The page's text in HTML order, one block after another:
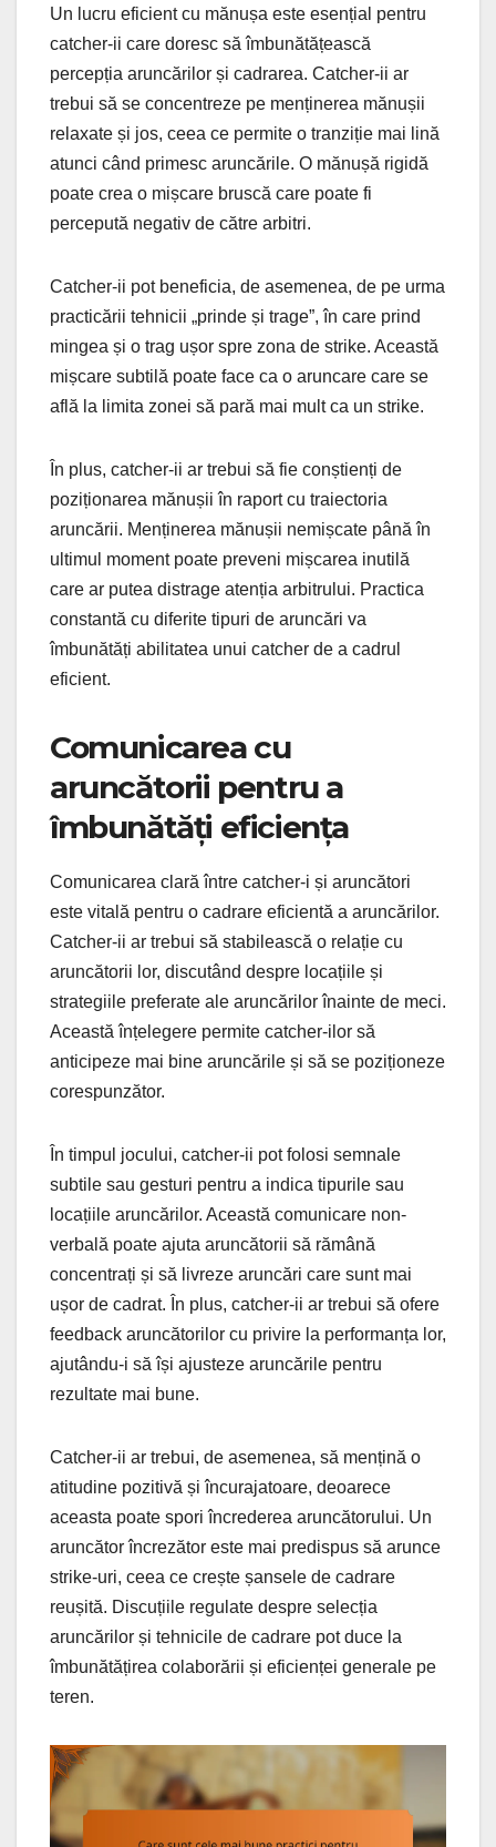
Un lucru eficient cu mănușa este esențial pentru
catcher-ii care doresc să îmbunătățească
percepția aruncărilor și cadrarea. Catcher-ii ar
trebui să se concentreze pe menținerea mănușii
relaxate și jos, ceea ce permite o tranziție mai lină
atunci când primesc aruncările. O mănușă rigidă
poate crea o mișcare bruscă care poate fi
percepută negativ de către arbitri.
Catcher-ii pot beneficia, de asemenea, de pe urma
practicării tehnicii „prinde și trage”, în care prind
mingea și o trag ușor spre zona de strike. Această
mișcare subtilă poate face ca o aruncare care se
află la limita zonei să pară mai mult ca un strike.
În plus, catcher-ii ar trebui să fie conștienți de
poziționarea mănușii în raport cu traiectoria
aruncării. Menținerea mănușii nemișcate până în
ultimul moment poate preveni mișcarea inutilă
care ar putea distrage atenția arbitrului. Practica
constantă cu diferite tipuri de aruncări va
îmbunătăți abilitatea unui catcher de a cadrul
eficient.
Comunicarea cu
aruncătorii pentru a
îmbunătăți eficiența
Comunicarea clară între catcher-i și aruncători
este vitală pentru o cadrare eficientă a aruncărilor.
Catcher-ii ar trebui să stabilească o relație cu
aruncătorii lor, discutând despre locațiile și
strategiile preferate ale aruncărilor înainte de meci.
Această înțelegere permite catcher-ilor să
anticipeze mai bine aruncările și să se poziționeze
corespunzător.
În timpul jocului, catcher-ii pot folosi semnale
subtile sau gesturi pentru a indica tipurile sau
locațiile aruncărilor. Această comunicare non-
verbală poate ajuta aruncătorii să rămână
concentrați și să livreze aruncări care sunt mai
ușor de cadrat. În plus, catcher-ii ar trebui să ofere
feedback aruncătorilor cu privire la performanța lor,
ajutându-i să își ajusteze aruncările pentru
rezultate mai bune.
Catcher-ii ar trebui, de asemenea, să mențină o
atitudine pozitivă și încurajatoare, deoarece
aceasta poate spori încrederea aruncătorului. Un
aruncător încrezător este mai predispus să arunce
strike-uri, ceea ce crește șansele de cadrare
reușită. Discuțiile regulate despre selecția
aruncărilor și tehnicile de cadrare pot duce la
îmbunătățirea colaborării și eficienței generale pe
teren.